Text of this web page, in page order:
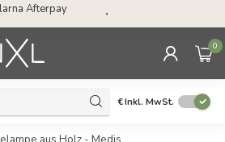
bis 17.00 Uhr
0
€Inkl. MwSt.